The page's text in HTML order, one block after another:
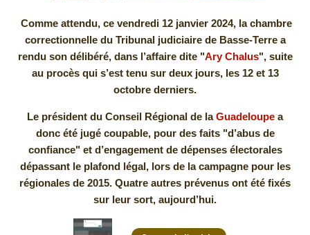
Comme attendu, ce vendredi 12 janvier 2024, la chambre
correctionnelle du Tribunal judiciaire de Basse-Terre a
rendu son délibéré, dans l’affaire dite "Ary Chalus", suite
au procès qui s’est tenu sur deux jours, les 12 et 13
octobre derniers.
Le président du Conseil Régional de laGuadeloupe a
donc été jugé coupable, pour des faits "d’abus de
confiance" et d’engagement de dépenses électorales
dépassant le plafond légal, lors de la campagne pour les
régionales de 2015. Quatre autres prévenus ont été fixés
sur leur sort, aujourd’hui.